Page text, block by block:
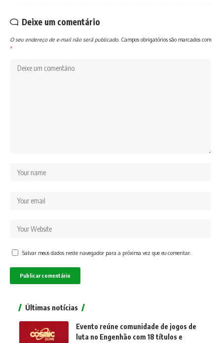
Deixe um comentário
O seu endereço de e-mail não será publicado. Campos obrigatórios são marcados com
*
Salvar meus dados neste navegador para a próxima vez que eu comentar.
Últimas notícias
Evento reúne comunidade de jogos de
luta no Engenhão com 18 títulos e